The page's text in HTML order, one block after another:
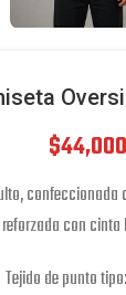
$44,000
confeccionada
reforzada con cinta
Tejido de punto